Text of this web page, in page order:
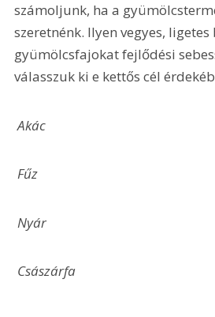
számoljunk, ha a
szeretnénk. Ilyen vegyes,
gyümölcsfajokat fejlődési
válasszuk ki e kettős cél
Akác
Fűz
Nyár
Császárfa